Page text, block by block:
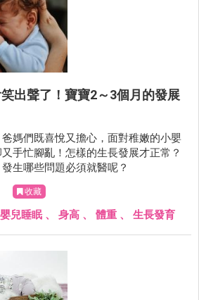
出聲了！寶寶2～3個月的發展
媽們既喜悅又擔心，面對稚嫩的小嬰
手忙腳亂！怎樣的生長發展才正常？
生哪些問題必須就醫呢？
收藏
嬰兒睡眠、 身高 、 體重 、 生長發育